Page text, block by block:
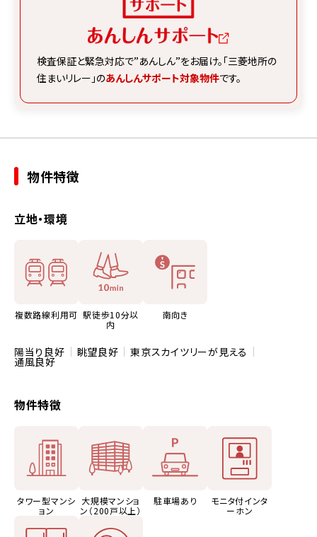
検査保証と緊急対応で”あんしん”をお届け。 「三菱地所の
住まいリレー」のあんしんサポート対象物件です。
物件特徴
立地・環境
複数路線利用可 駅徒歩10分以
内
南向き
陽当り良好 眺望良好 東京スカイツリーが見える
通風良好
物件特徴
タワー型マンシ
ョン
大規模マンショ
ン（200戸以上）
駐車場あり
モニタ付インタ
ーホン